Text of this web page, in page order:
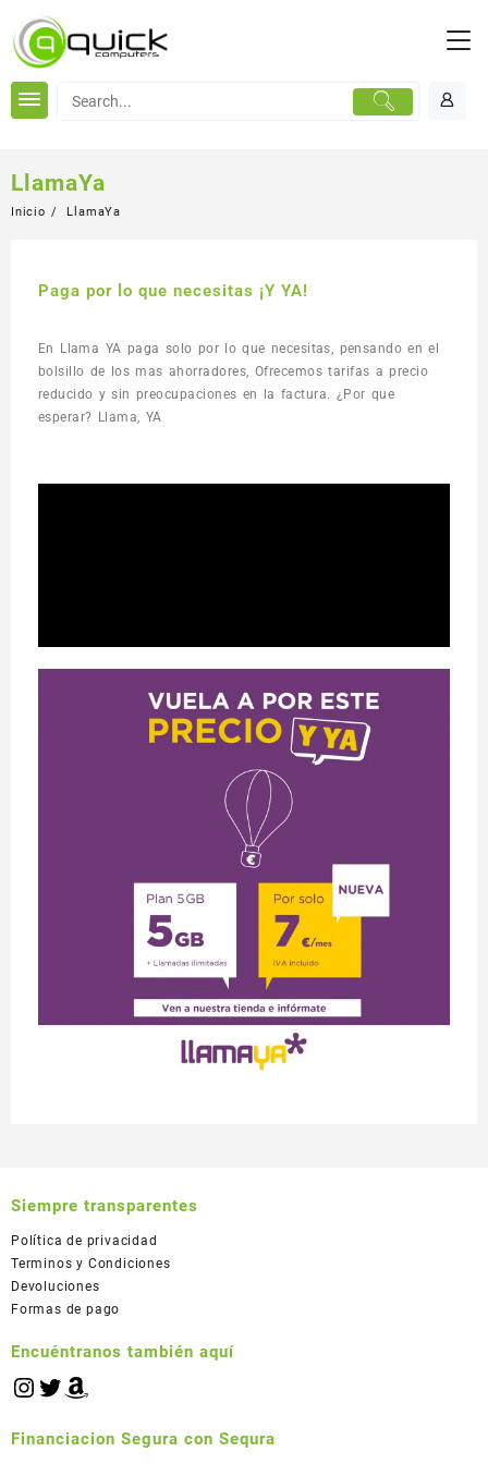
LlamaYa
Inicio LlamaYa
Paga por lo que necesitas ¡Y YA!
En Llama YA paga solo por lo que necesitas, pensando en el
bolsillo de los mas ahorradores, Ofrecemos tarifas a precio
reducido y sin preocupaciones en la factura. ¿Por que
esperar? Llama, YA
Siempre transparentes
Política de privacidad
Terminos y Condiciones
Devoluciones
Formas de pago
Encuéntranos también aquí
Financiacion Segura con Sequra